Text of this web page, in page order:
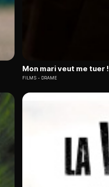
Mon mari veut me tuer !
FILMS DRAME